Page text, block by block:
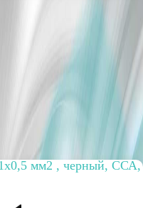
1х0,5 мм2 , черный, ССА,